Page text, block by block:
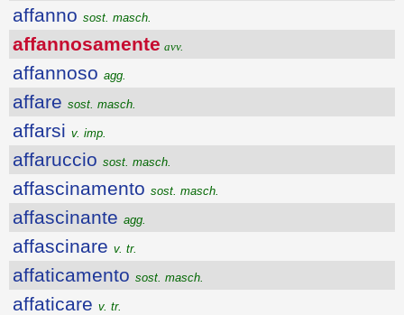
affanno sost. masch.
affannosamente avv.
affannoso agg.
affare sost. masch.
affarsi v. imp.
affaruccio sost. masch.
affascinamento sost. masch.
affascinante agg.
affascinare v. tr.
affaticamento sost. masch.
affaticare v. tr.